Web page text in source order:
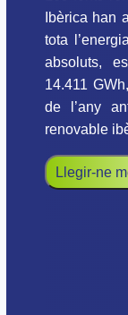
Ibèrica han
tota
absoluts,
14.411
de l’any
renovable
Llegir-ne